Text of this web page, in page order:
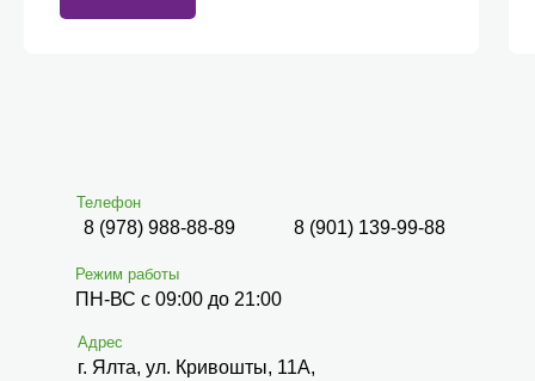
Телефон
Адрес
г. Ялта, ул. Кривошты, 11А,
Режим работы
ПН-ВС с 09:00 до 21:00
8 (978) 988-88-89 8 (901) 139-99-88